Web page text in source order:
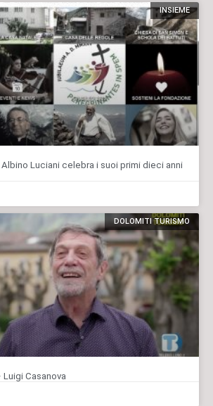
INSIEME
Luciani celebra i suoi primi dieci anni
DOLOMITI TURISMO
Casanova